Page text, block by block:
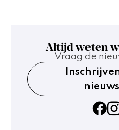
Altijd weten
Vraag de